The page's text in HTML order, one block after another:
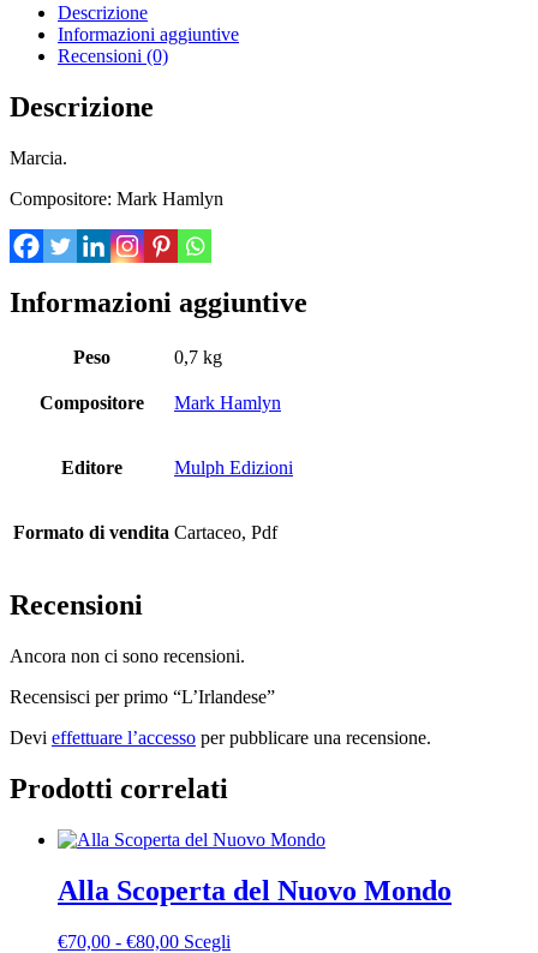
Descrizione
Informazioni aggiuntive
Recensioni (0)
Descrizione
Marcia.
Compositore: Mark Hamlyn
Informazioni aggiuntive
Peso 0,7 kg
Compositore Mark Hamlyn
Editore Mulph Edizioni
Formato di vendita Cartaceo, Pdf
Recensioni
Ancora non ci sono recensioni.
Recensisci per primo “L’Irlandese”
Devi effettuare l’accesso per pubblicare una recensione.
Prodotti correlati
Alla Scoperta del Nuovo Mondo
€70,00 - €80,00Fascia
Scegli